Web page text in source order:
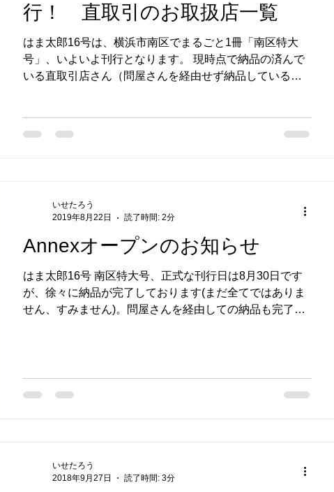
行！ 直取引のお取扱店一覧
はま太郎16号は、横浜市南区でまるごと1冊「南区特大
号」、いよいよ刊行となります。 現時点で納品の済んで
いる直取引店さん（問屋さんを経由せず納品しているお
Annexオープンのお知らせ
はま太郎16号 南区特大号、正式な刊行日は8月30日です
が、徐々に納品が完了しております(まだ全てではありま
せん、すみません)。問屋さんを経由しての納品も完了し
いせたろう
2019年8月22日
読了時間: 2分
いせたろう
2018年9月27日
読了時間: 3分